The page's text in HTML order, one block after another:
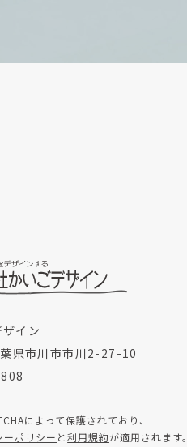
イン
県市川市市川2-27-10
によって保護されており、
ーポリシー と利用規約が適用されます。